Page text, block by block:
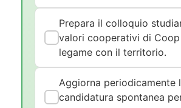
Prepara il colloquio
valori cooperativi di
legame con il territorio.
Aggiorna periodicamente
candidatura spontanea